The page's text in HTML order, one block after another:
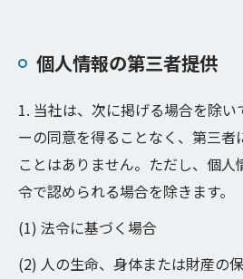
個人情報の第三者提供
1. 当社は、次に掲げる場合を除
ーの同意を得ることなく、第三者
ことはありません。ただし、個
令で認められる場合を除きます。
(1) 法令に基づく場合
(2) 人の生命、身体または財産の